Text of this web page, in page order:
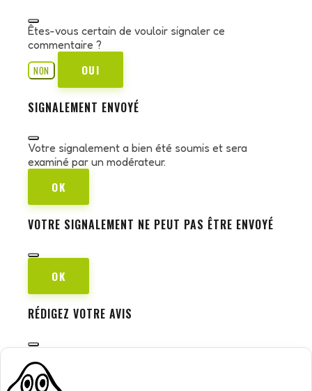
Êtes-vous certain de vouloir signaler ce
commentaire ?
NON
OUI
SIGNALEMENT ENVOYÉ
Votre signalement a bien été soumis et sera
examiné par un modérateur.
OK
VOTRE SIGNALEMENT NE PEUT PAS ÊTRE ENVOYÉ
OK
RÉDIGEZ VOTRE AVIS